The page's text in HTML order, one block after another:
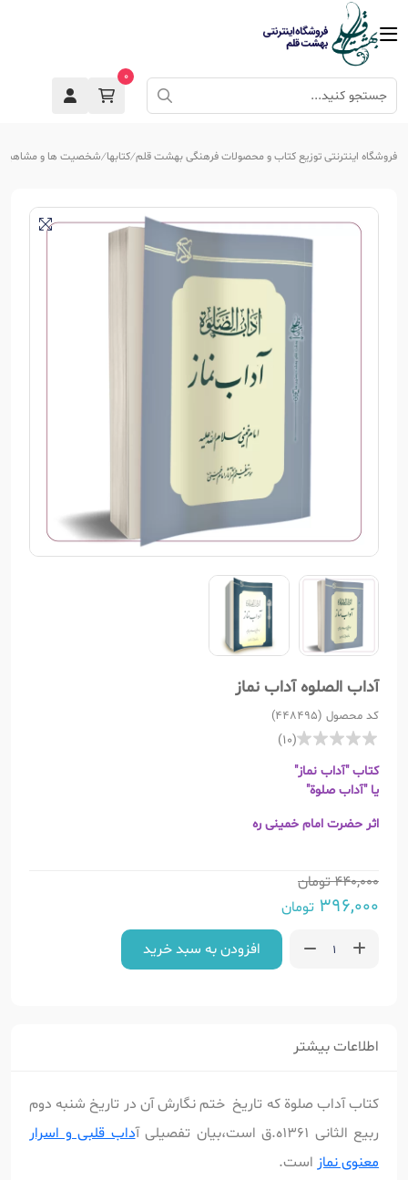
0
فروشگاه اینترنتی توزیع کتاب و محصولات فرهنگی بهشت قلم کتابها شخصیت ها و مشاهیر
آداب الصلوه آداب نماز
کد محصول (448495)
(10)
کتاب "آداب نماز"
یا "آداب صلوة"
اثر حضرت امام خمینی ره
440,000تومان
396,000 تومان
افزودن به سبد خرید
اطلاعات بیشتر
کتاب آداب صلوة که تاریخ ختم نگارش آن در تاریخ شنبه دوم
ربیع الثانی 1361ه.ق است،بیان تفصیلی آ
داب قلبی و اسرار
معنوی نماز است.